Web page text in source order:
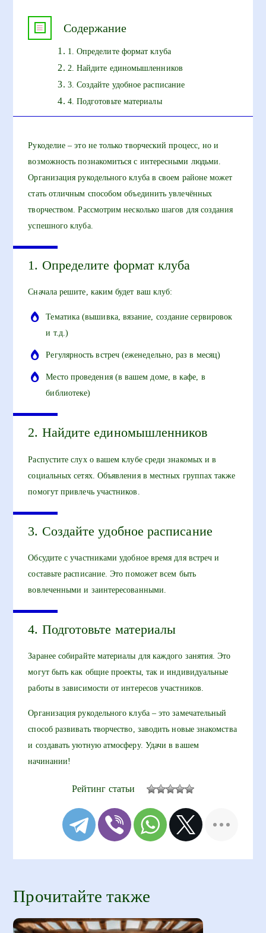
Содержание
1. Определите формат клуба
2. Найдите единомышленников
3. Создайте удобное расписание
4. Подготовьте материалы
Рукоделие – это не только творческий процесс, но и
возможность познакомиться с интересными людьми.
Организация рукодельного клуба в своем районе может
стать отличным способом объединить увлечённых
творчеством. Рассмотрим несколько шагов для создания
успешного клуба.
1. Определите формат клуба
Сначала решите, каким будет ваш клуб:
Тематика (вышивка, вязание, создание сервировок
и т.д.)
Регулярность встреч (еженедельно, раз в месяц)
Место проведения (в вашем доме, в кафе, в
библиотеке)
2. Найдите единомышленников
Распустите слух о вашем клубе среди знакомых и в
социальных сетях. Объявления в местных группах также
помогут привлечь участников.
3. Создайте удобное расписание
Обсудите с участниками удобное время для встреч и
составьте расписание. Это поможет всем быть
вовлеченными и заинтересованными.
4. Подготовьте материалы
Заранее собирайте материалы для каждого занятия. Это
могут быть как общие проекты, так и индивидуальные
работы в зависимости от интересов участников.
Организация рукодельного клуба – это замечательный
способ развивать творчество, заводить новые знакомства
и создавать уютную атмосферу. Удачи в вашем
начинании!
Рейтинг статьи
Прочитайте также